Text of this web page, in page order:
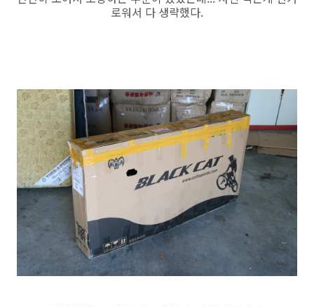
로워서 다 생략했다.